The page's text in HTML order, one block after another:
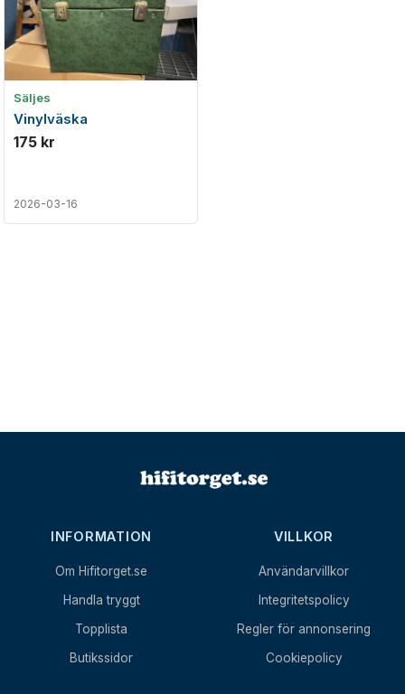
Säljes
Vinylväska
175 kr
2026-03-16
INFORMATION
Om Hifitorget.se
Handla tryggt
Topplista
Butikssidor
VILLKOR
Användarvillkor
Integritetspolicy
Regler för annonsering
Cookiepolicy